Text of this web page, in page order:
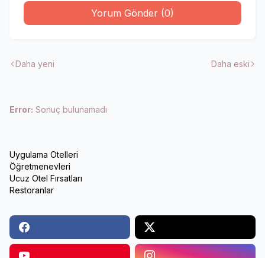
Yorum Gönder (0)
Daha yeni Daha eski
Error: Sonuç bulunamadı
Uygulama Otelleri
Öğretmenevleri
Ucuz Otel Fırsatları
Restoranlar